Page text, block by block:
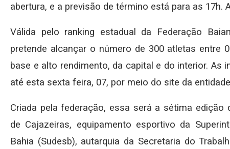
abertura, e a previsão de término está para as 17h.
Válida pelo ranking estadual da Federação
pretende alcançar o número de 300 atletas entre
base e alto rendimento, da capital e do interior. As
até esta sexta feira, 07, por meio do site da entidade
Criada pela federação, essa será a sétima
de Cajazeiras, equipamento esportivo da
Bahia (Sudesb), autarquia da Secretaria do